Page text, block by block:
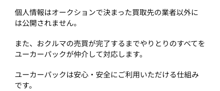
個人情報はオークションで決まった買取先の業者以外に
は公開されません。
また、おクルマの売買が完了するまでやりとりのすべてを
ユーカーパックが仲介して対応します。
ユーカーパックは安心・安全にご利用いただける仕組み
です。